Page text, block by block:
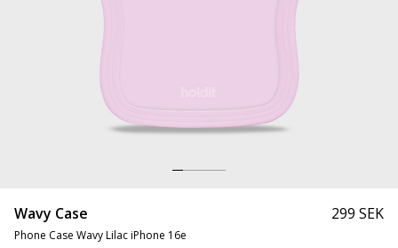
Wavy Case
Phone Case Wavy Lilac iPhone 16e
299 SEK